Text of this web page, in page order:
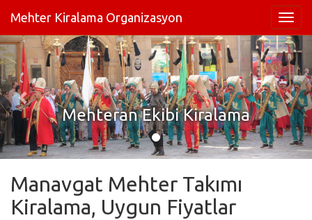
Mehter Kiralama Organizasyon
Mehteran Ekibi Kiralama
Manavgat Mehter Takımı
Kiralama, Uygun Fiyatlar